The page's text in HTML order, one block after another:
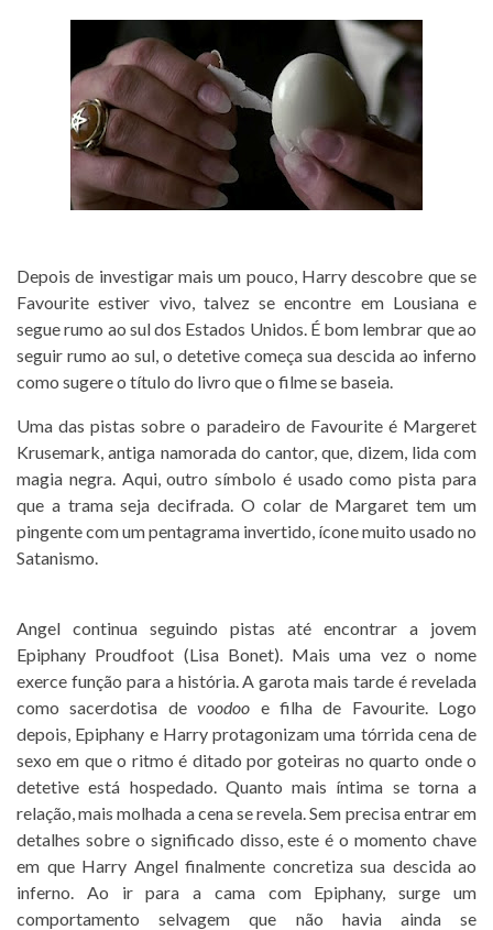
Depois de investigar mais um pouco, Harry descobre que se
Favourite estiver vivo, talvez se encontre em Lousiana e
segue rumo ao sul dos Estados Unidos. É bom lembrar que ao
seguir rumo ao sul, o detetive começa sua descida ao inferno
como sugere o título do livro que o filme se baseia.
Uma das pistas sobre o paradeiro de Favourite é Margeret
Krusemark, antiga namorada do cantor, que, dizem, lida com
magia negra. Aqui, outro símbolo é usado como pista para
que a trama seja decifrada. O colar de Margaret tem um
pingente com um pentagrama invertido, ícone muito usado no
Satanismo.
Angel continua seguindo pistas até encontrar a jovem
Epiphany Proudfoot (Lisa Bonet). Mais uma vez o nome
exerce função para a história. A garota mais tarde é revelada
como sacerdotisa devoodoo e filha de Favourite. Logo
depois, Epiphany e Harry protagonizam uma tórrida cena de
sexo em que o ritmo é ditado por goteiras no quarto onde o
detetive está hospedado. Quanto mais íntima se torna a
relação, mais molhada a cena se revela. Sem precisa entrar em
detalhes sobre o significado disso, este é o momento chave
em que Harry Angel finalmente concretiza sua descida ao
inferno. Ao ir para a cama com Epiphany, surge um
comportamento selvagem que não havia ainda se